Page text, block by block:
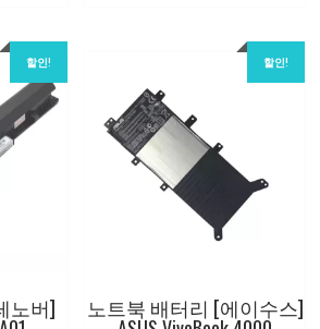
할인!
노버]
할인!
노트북 배터리 [에이수스]